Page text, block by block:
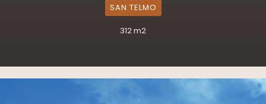
SAN TELMO
312 m2